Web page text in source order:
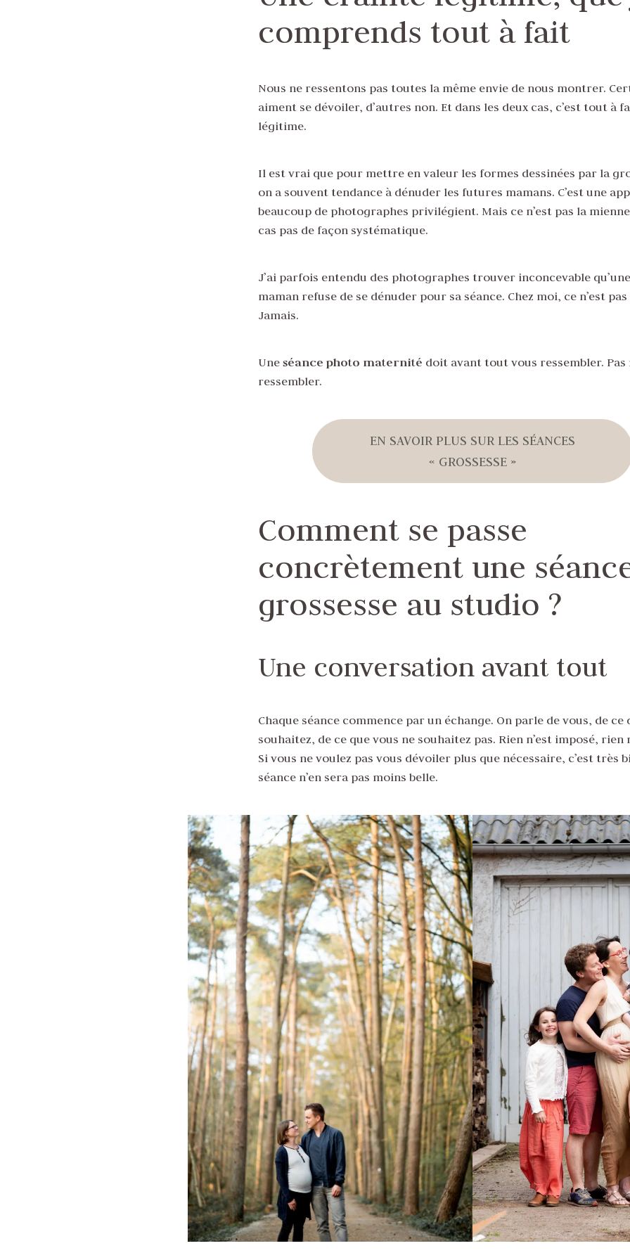
comprends tout à fait
Nous ne ressentons pas toutes la même envie de nous montrer.
aiment se dévoiler, d’autres non. Et dans les deux cas, c’est tout à
légitime.
Il est vrai que pour mettre en valeur les formes dessinées par la
on a souvent tendance à dénuder les futures mamans. C’est une
beaucoup de photographes privilégient. Mais ce n’est pas la
cas pas de façon systématique.
J’ai parfois entendu des photographes trouver inconcevable
maman refuse de se dénuder pour sa séance. Chez moi, ce n’est pas
Jamais.
Une séance photo maternité doit avant tout vous ressembler. Pas
ressembler.
EN SAVOIR PLUS SUR LES SÉANCES
« GROSSESSE »
Comment se passe
concrètement une
grossesse au studio ?
Une conversation avant tout
Chaque séance commence par un échange. On parle de vous, de ce
souhaitez, de ce que vous ne souhaitez pas. Rien n’est imposé, rien
Si vous ne voulez pas vous dévoiler plus que nécessaire, c’est très
séance n’en sera pas moins belle.